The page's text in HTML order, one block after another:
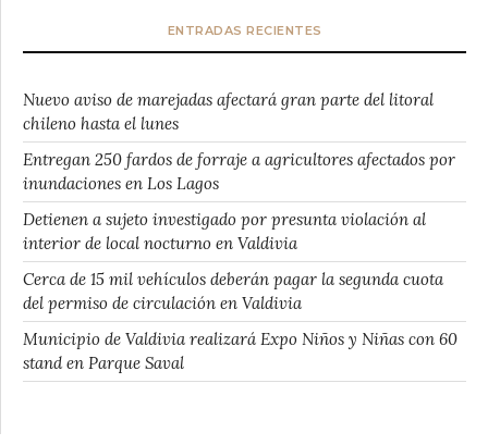
ENTRADAS RECIENTES
Nuevo aviso de marejadas afectará gran parte del litoral
chileno hasta el lunes
Entregan 250 fardos de forraje a agricultores afectados por
inundaciones en Los Lagos
Detienen a sujeto investigado por presunta violación al
interior de local nocturno en Valdivia
Cerca de 15 mil vehículos deberán pagar la segunda cuota
del permiso de circulación en Valdivia
Municipio de Valdivia realizará Expo Niños y Niñas con 60
stand en Parque Saval